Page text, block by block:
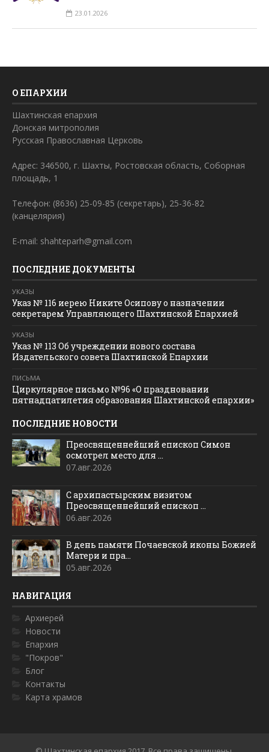
23.01.2026
О ЕПАРХИИ
Шахтинская епархия
Донская митрополия
Русская Православная Церковь
Адрес: 346500, г. Шахты, Ростовская область, Соборная
площадь, 1
Телефон: (8636) 25-09-85 (секретарь), 25-36-82
(канцелярия)
E-mail: shahteparh@gmail.com
ПОСЛЕДНИЕ ДОКУМЕНТЫ
УКАЗЫ
Указ № 116 иерею Никите Осипову о назначении
секретарем Управляющего Шахтинской Епархией
УКАЗЫ
Указ № 113 Об учреждении нового состава
Издательского совета Шахтинской Епархии
ПИСЬМА
Циркулярное письмо №96 «О праздновании
пятнадцатилетия образования Шахтинской епархии»
ПОСЛЕДНИЕ НОВОСТИ
Преосвященнейший епископ Симон
осмотрел место для ...
07.авг.2026
С архипастырским визитом
Преосвященнейший епископ ...
06.авг.2026
В день памяти Почаевской иконы Божией
Матери и пра...
05.авг.2026
НАВИГАЦИЯ
Архиерей
Новости
Епархия
"Покров"
Блог
Контакты
Карта храмов